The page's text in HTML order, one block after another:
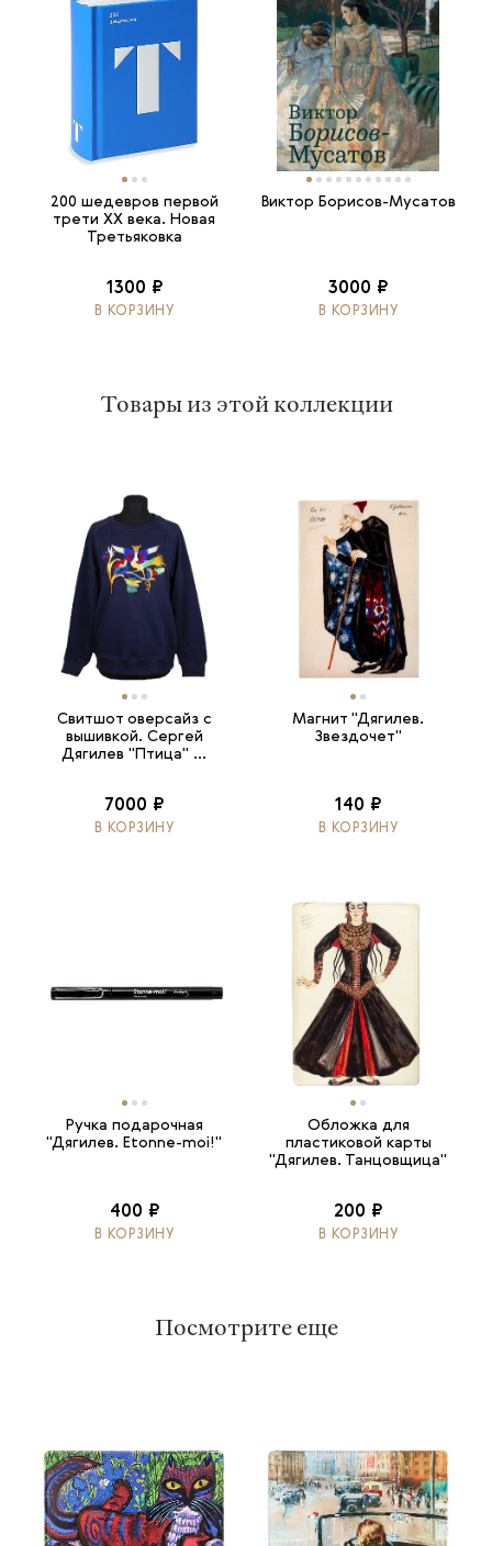
200 шедевров первой
трети ХХ века. Новая
Третьяковка
1300 ₽
В КОРЗИНУ
Виктор Борисов-Мусатов
3000 ₽
В КОРЗИНУ
Товары из этой коллекции
Свитшот оверсайз с
вышивкой. Сергей
Дягилев "Птица" ...
7000 ₽
В КОРЗИНУ
Магнит "Дягилев.
Звездочет"
140 ₽
В КОРЗИНУ
Ручка подарочная
"Дягилев. Etonne-moi!"
400 ₽
В КОРЗИНУ
Обложка для
пластиковой карты
"Дягилев. Танцовщица"
200 ₽
В КОРЗИНУ
Посмотрите еще